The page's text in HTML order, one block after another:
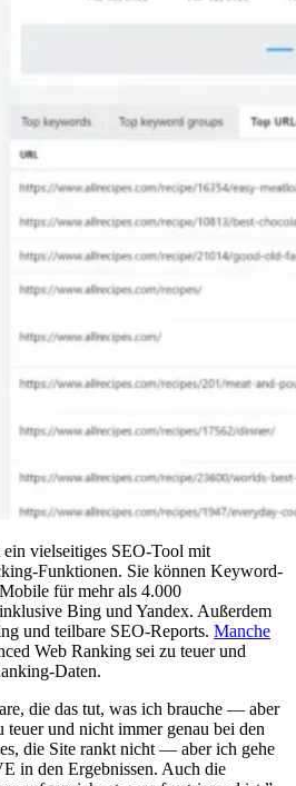
ein vielseitiges SEO-Tool mit
Funktionen. Sie können Keyword-
für mehr als 4.000
Bing und Yandex. Außerdem
und teilbare SEO-Reports. Manche
Web Ranking sei zu teuer und
Daten.
die das tut, was ich brauche — aber
und nicht immer genau bei den
die Site rankt nicht — aber ich gehe
in den Ergebnissen. Auch die